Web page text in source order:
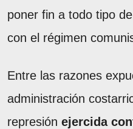
poner fin a todo tipo
con el régimen
Entre las razones
administración
represión ejercida